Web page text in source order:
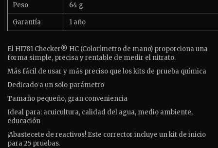
Peso 64 g
Garantía 1 año
El HI781 Checker® HC (Colorímetro de mano) proporciona una
forma simple, precisa y rentable de medir el nitrato.
Más fácil de usar y más preciso que los kits de prueba química
Dedicado a un solo parámetro
Tamaño pequeño, gran conveniencia
Ideal para: acuicultura, calidad del agua, medio ambiente,
educación
¡Abastecete de reactivos! Este corrector incluye un kit de inicio
para 25 pruebas.